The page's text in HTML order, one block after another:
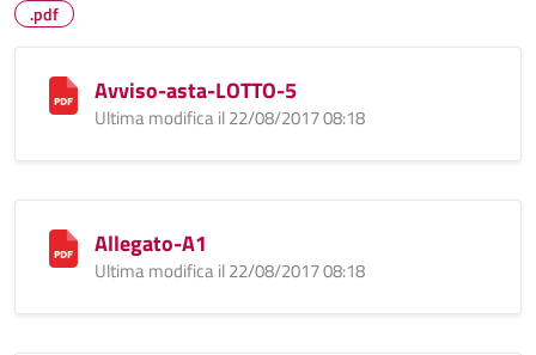
.pdf
Avviso-asta-LOTTO-5
Ultima modifica il 22/08/2017 08:18
Allegato-A1
Ultima modifica il 22/08/2017 08:18